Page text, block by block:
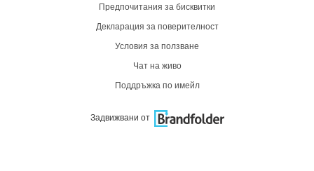
Предпочитания за бисквитки
Декларация за поверителност
Условия за ползване
Чат на живо
Поддръжка по имейл
Задвижвани от